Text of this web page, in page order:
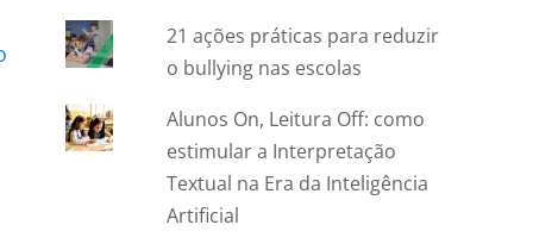
21 ações práticas para reduzir
o bullying nas escolas
Alunos On, Leitura Off: como
estimular a Interpretação
Textual na Era da Inteligência
Artificial